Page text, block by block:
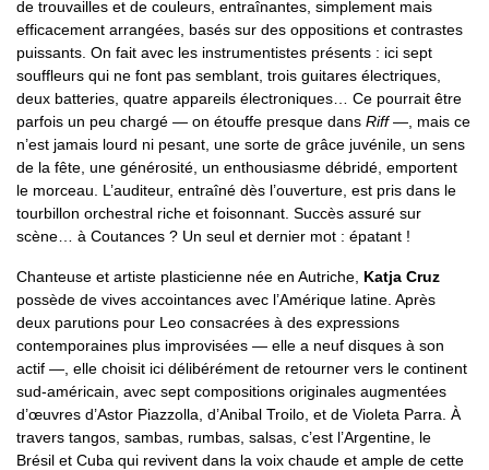
de trouvailles et de couleurs, entraînantes, simplement mais
efficacement arrangées, basés sur des oppositions et contrastes
puissants. On fait avec les instrumentistes présents : ici sept
souffleurs qui ne font pas semblant, trois guitares électriques,
deux batteries, quatre appareils électroniques… Ce pourrait être
parfois un peu chargé — on étouffe presque dans Riff—, mais ce
n’est jamais lourd ni pesant, une sorte de grâce juvénile, un sens
de la fête, une générosité, un enthousiasme débridé, emportent
le morceau. L’auditeur, entraîné dès l’ouverture, est pris dans le
tourbillon orchestral riche et foisonnant. Succès assuré sur
scène… à Coutances ? Un seul et dernier mot : épatant !
Chanteuse et artiste plasticienne née en Autriche, Katja Cruz
possède de vives accointances avec l’Amérique latine. Après
deux parutions pour Leo consacrées à des expressions
contemporaines plus improvisées — elle a neuf disques à son
actif —, elle choisit ici délibérément de retourner vers le continent
sud-américain, avec sept compositions originales augmentées
d’œuvres d’Astor Piazzolla, d’Anibal Troilo, et de Violeta Parra. À
travers tangos, sambas, rumbas, salsas, c’est l’Argentine, le
Brésil et Cuba qui revivent dans la voix chaude et ample de cette